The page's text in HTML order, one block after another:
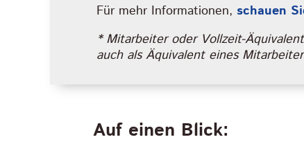
Für mehr Informationen, schauen
* Mitarbeiter oder Vollzeit-
auch als Äquivalent eines
Auf einen Blick: